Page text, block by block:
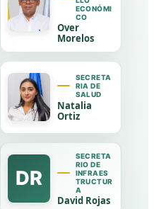
ECONÓMI
CO
Over
Morelos
SECRETA
RIA DE
SALUD
Natalia
Ortiz
DR
SECRETA
RIO DE
INFRAES
TRUCTUR
A
David Rojas